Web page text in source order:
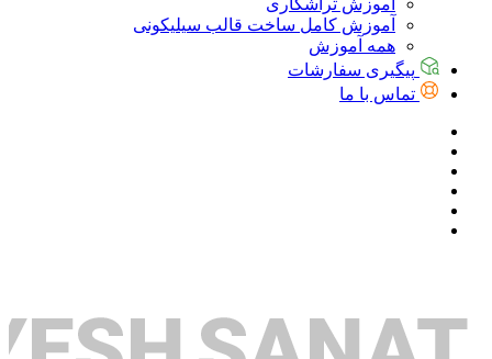
آموزش کامل ساخت قالب سیلیکونی
همه آموزش
پیگیری سفارشات
تماس با ما